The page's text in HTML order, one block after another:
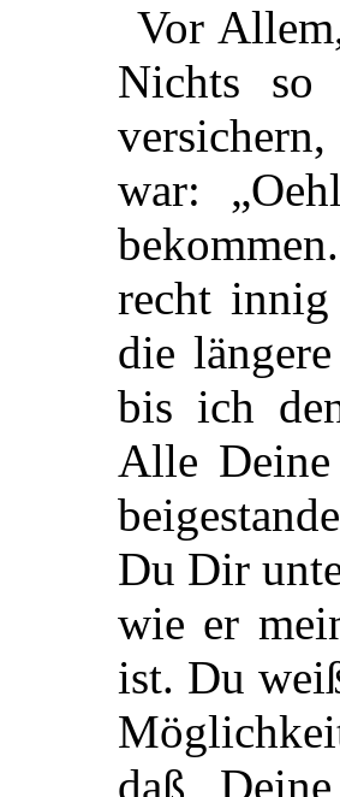
Vor
Nichts
war:
recht
die
bis ich
Alle
Du Dir
wie er
ist. Du
daß